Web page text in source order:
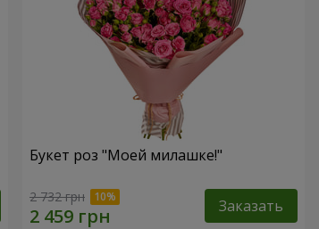
Букет роз "Моей милашке!"
2 732 грн Заказать